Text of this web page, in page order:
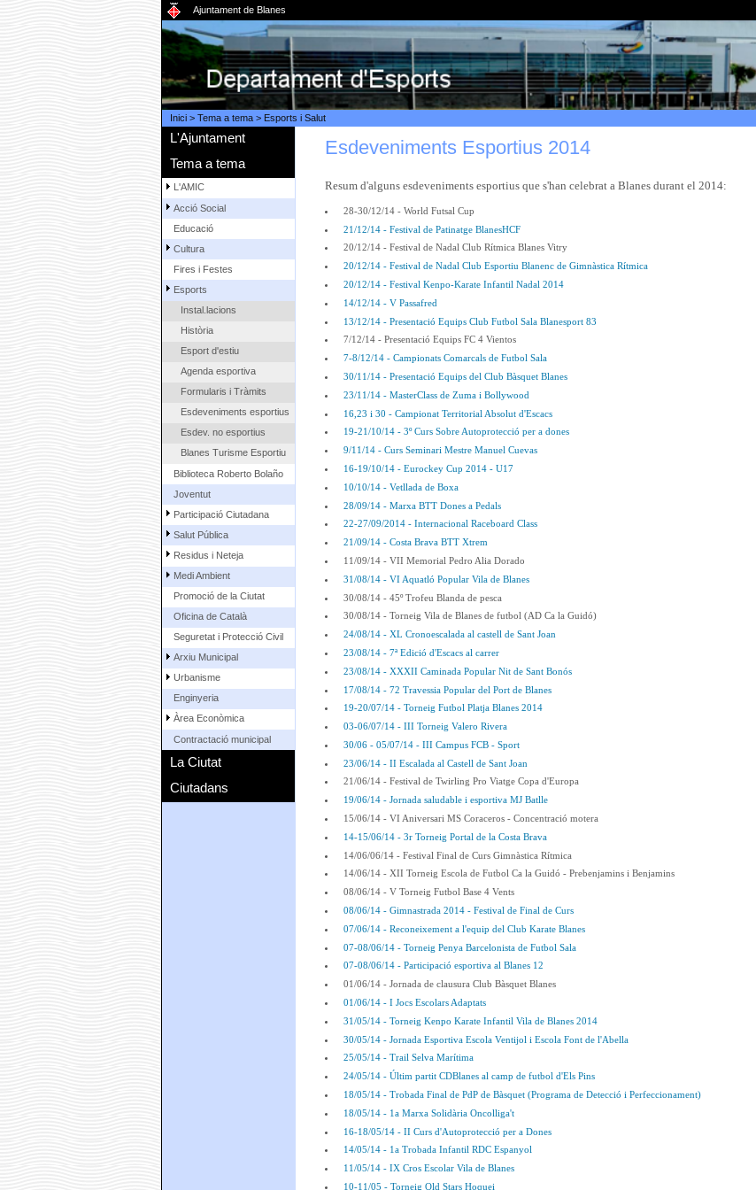
Ajuntament de Blanes
Inici> Tema a tema> Esports i Salut
L'Ajuntament
Tema a tema
L'AMIC
Acció Social
Educació
Cultura
Fires i Festes
Esports
Instal.lacions
Història
Esport d'estiu
Agenda esportiva
Formularis i Tràmits
Esdeveniments esportius
Esdev. no esportius
Blanes Turisme Esportiu
Biblioteca Roberto Bolaño
Joventut
Participació Ciutadana
Salut Pública
Residus i Neteja
Medi Ambient
Promoció de la Ciutat
Oficina de Català
Seguretat i Protecció Civil
Arxiu Municipal
Urbanisme
Enginyeria
Àrea Econòmica
Contractació municipal
La Ciutat
Ciutadans
Esdeveniments Esportius 2014
Resum d'alguns esdeveniments esportius que s'han celebrat a Blanes durant el 2014:
28-30/12/14 - World Futsal Cup
21/12/14 - Festival de Patinatge BlanesHCF
20/12/14 - Festival de Nadal Club Rítmica Blanes Vitry
20/12/14 - Festival de Nadal Club Esportiu Blanenc de Gimnàstica Rítmica
20/12/14 - Festival Kenpo-Karate Infantil Nadal 2014
14/12/14 - V Passafred
13/12/14 - Presentació Equips Club Futbol Sala Blanesport 83
7/12/14 - Presentació Equips FC 4 Vientos
7-8/12/14 - Campionats Comarcals de Futbol Sala
30/11/14 - Presentació Equips del Club Bàsquet Blanes
23/11/14 - MasterClass de Zuma i Bollywood
16,23 i 30 - Campionat Territorial Absolut d'Escacs
19-21/10/14 - 3º Curs Sobre Autoprotecció per a dones
9/11/14 - Curs Seminari Mestre Manuel Cuevas
16-19/10/14 - Eurockey Cup 2014 - U17
10/10/14 - Vetllada de Boxa
28/09/14 - Marxa BTT Dones a Pedals
22-27/09/2014 - Internacional Raceboard Class
21/09/14 - Costa Brava BTT Xtrem
11/09/14 - VII Memorial Pedro Alia Dorado
31/08/14 - VI Aquatló Popular Vila de Blanes
30/08/14 - 45º Trofeu Blanda de pesca
30/08/14 - Torneig Vila de Blanes de futbol (AD Ca la Guidó)
24/08/14 - XL Cronoescalada al castell de Sant Joan
23/08/14 - 7ª Edició d'Escacs al carrer
23/08/14 - XXXII Caminada Popular Nit de Sant Bonós
17/08/14 - 72 Travessia Popular del Port de Blanes
19-20/07/14 - Torneig Futbol Platja Blanes 2014
03-06/07/14 - III Torneig Valero Rivera
30/06 - 05/07/14 - III Campus FCB - Sport
23/06/14 - II Escalada al Castell de Sant Joan
21/06/14 - Festival de Twirling Pro Viatge Copa d'Europa
19/06/14 - Jornada saludable i esportiva MJ Batlle
15/06/14 - VI Aniversari MS Coraceros - Concentració motera
14-15/06/14 - 3r Torneig Portal de la Costa Brava
14/06/06/14 - Festival Final de Curs Gimnàstica Rítmica
14/06/14 - XII Torneig Escola de Futbol Ca la Guidó - Prebenjamins i Benjamins
08/06/14 - V Torneig Futbol Base 4 Vents
08/06/14 - Gimnastrada 2014 - Festival de Final de Curs
07/06/14 - Reconeixement a l'equip del Club Karate Blanes
07-08/06/14 - Torneig Penya Barcelonista de Futbol Sala
07-08/06/14 - Participació esportiva al Blanes 12
01/06/14 - Jornada de clausura Club Bàsquet Blanes
01/06/14 - I Jocs Escolars Adaptats
31/05/14 - Torneig Kenpo Karate Infantil Vila de Blanes 2014
30/05/14 - Jornada Esportiva Escola Ventijol i Escola Font de l'Abella
25/05/14 - Trail Selva Marítima
24/05/14 - Últim partit CDBlanes al camp de futbol d'Els Pins
18/05/14 - Trobada Final de PdP de Bàsquet (Programa de Detecció i Perfeccionament)
18/05/14 - 1a Marxa Solidària Oncolliga't
16-18/05/14 - II Curs d'Autoprotecció per a Dones
14/05/14 - 1a Trobada Infantil RDC Espanyol
11/05/14 - IX Cros Escolar Vila de Blanes
10-11/05 - Torneig Old Stars Hoquei